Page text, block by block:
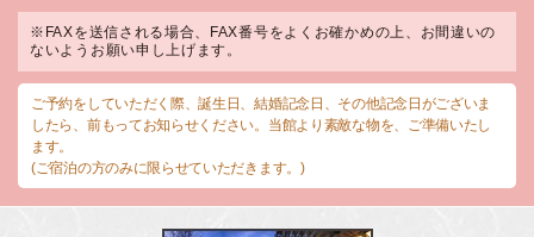
※FAXを送信される場合、FAX番号をよくお確かめの上、お間違いの
ないようお願い申し上げます。
ご予約をしていただく際、誕生日、結婚記念日、その他記念日がございま
したら、前もってお知らせください。当館より素敵な物を、ご準備いたし
ます。
(ご宿泊の方のみに限らせていただきます。)